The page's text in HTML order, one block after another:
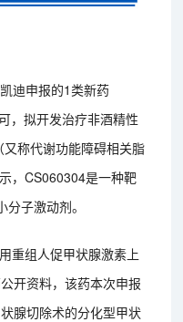
迪申报的1类新药
，拟开发治疗非酒精性
称代谢功能障碍相关脂
，CS060304是一种靶
子激动剂。
重组人促甲状腺激素上
开资料，该药本次申报
腺切除术的分化型甲状